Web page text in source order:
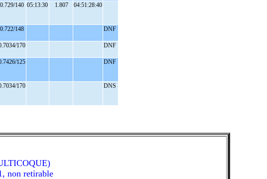
0.729/140 05:13:30 1.807 04:51:28:40
0.722/148 DNF
170 DNF
125 DNF
170 DNS
non retirable